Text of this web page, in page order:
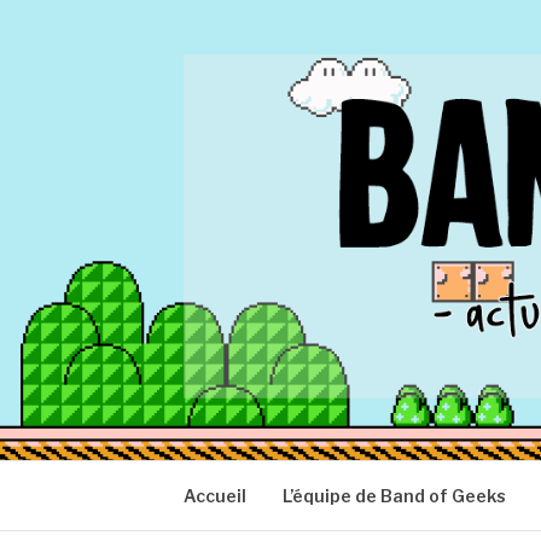
BAND OF
Actu Geek d'hier et d'aujourd'hui
Accueil L’équipe de Band of Geeks